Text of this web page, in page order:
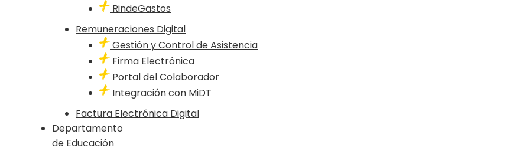
RindeGastos
Remuneraciones Digital
Gestión y Control de Asistencia
Firma Electrónica
Portal del Colaborador
Integración con MiDT
Factura Electrónica Digital
Departamento
de Educación